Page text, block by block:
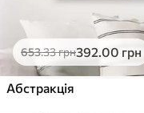
653.33грн392.00 грн
Абстракція